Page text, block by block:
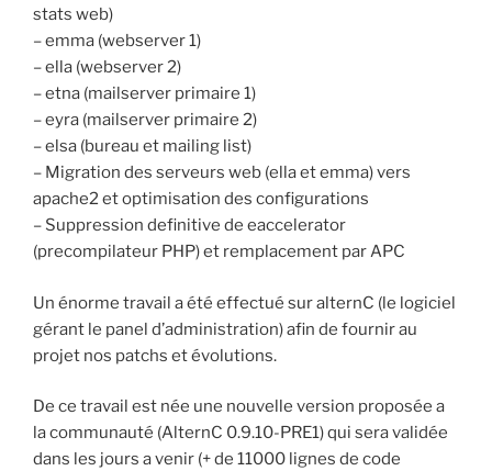
stats web)
– emma (webserver 1)
– ella (webserver 2)
– etna (mailserver primaire 1)
– eyra (mailserver primaire 2)
– elsa (bureau et mailing list)
– Migration des serveurs web (ella et emma) vers
apache2 et optimisation des configurations
– Suppression definitive de eaccelerator
(precompilateur PHP) et remplacement par APC
Un énorme travail a été effectué sur alternC (le logiciel
gérant le panel d’administration) afin de fournir au
projet nos patchs et évolutions.
De ce travail est née une nouvelle version proposée a
la communauté (AlternC 0.9.10-PRE1) qui sera validée
dans les jours a venir (+ de 11000 lignes de code